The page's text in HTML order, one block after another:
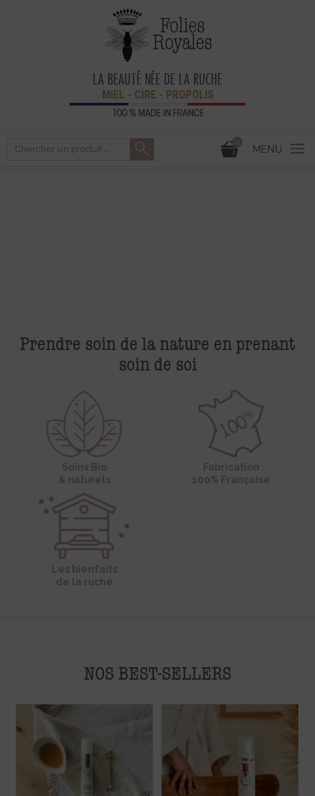
LA BEAUTÉ NÉE DE LA RUCHE
MIEL - CIRE - PROPOLIS
MENU
Prendre soin de la nature en prenant
soin de soi
Soins Bio
& naturels
Fabrication
100% Française
Les bienfaits
de la ruche
NOS BEST-SELLERS